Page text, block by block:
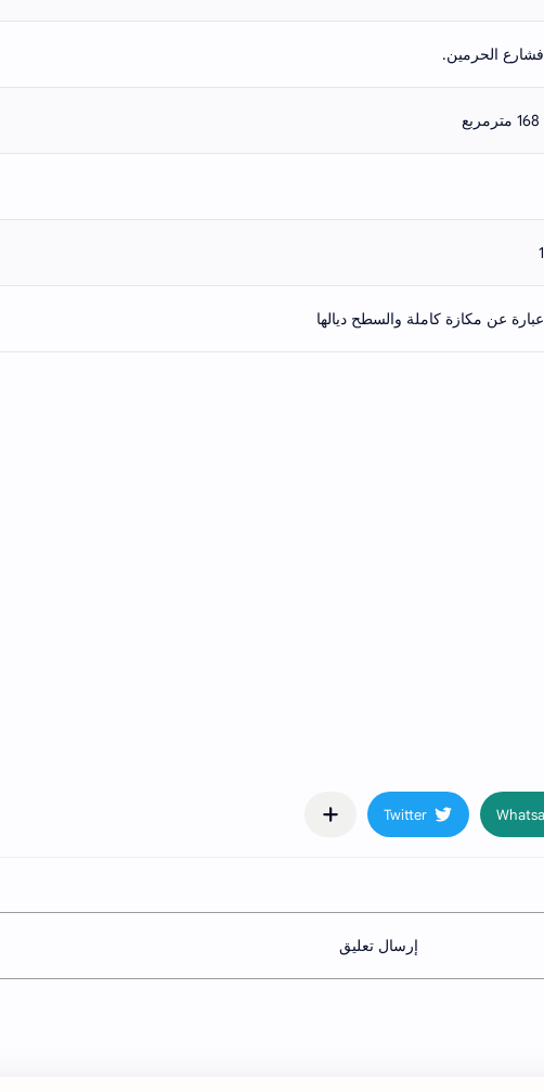
فشارع الحرمين.
1
عبارة عن مكازة كاملة والسطح ديالها
إرسال تعليق